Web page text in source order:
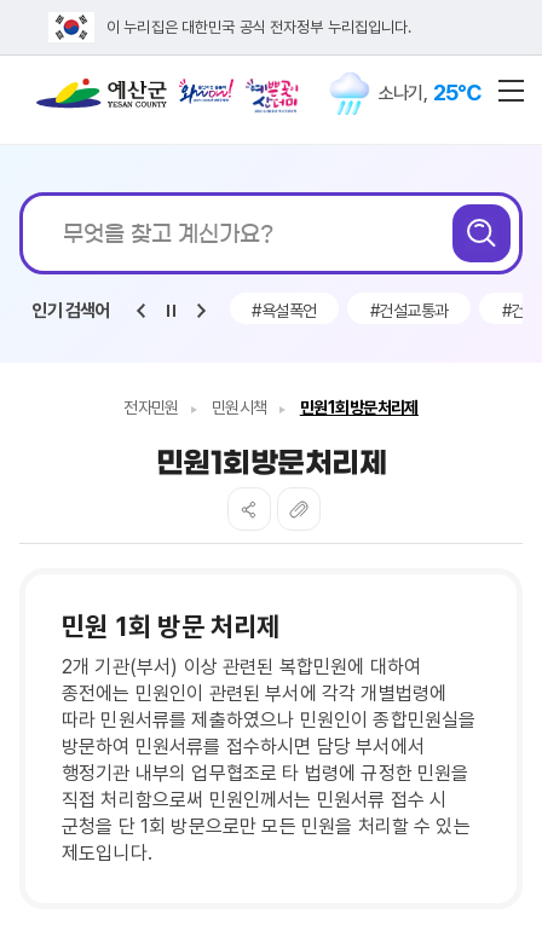
이 누리집은 대한민국 공식 전자정부 누리집입니다.
소나기 , 25℃
통합검색
찾고
계신가요?
검
인기 검색어
#채용 #전기차 보조금 #욕설폭언 #건설교통과 #건설
전자민원 민원시책 민원1회방문처리제
민원1회방문처리제
민원 1회 방문 처리제
2개 기관(부서) 이상 관련된 복합민원에 대하여
종전에는 민원인이 관련된 부서에 각각 개별법령에
따라 민원서류를 제출하였으나 민원인이 종합민원실을
방문하여 민원서류를 접수하시면 담당 부서에서
행정기관 내부의 업무협조로 타 법령에 규정한 민원을
직접 처리함으로써 민원인께서는 민원서류 접수 시
군청을 단 1회 방문으로만 모든 민원을 처리할 수 있는
제도입니다.